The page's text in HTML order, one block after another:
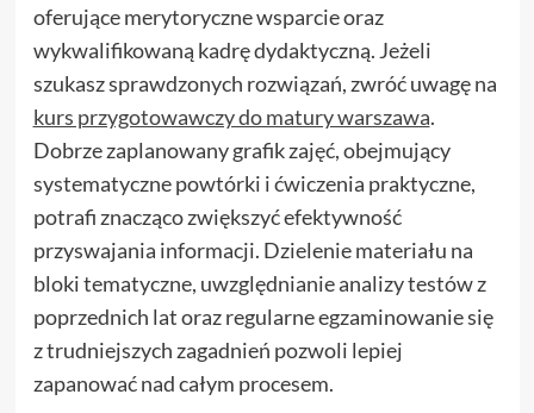
oferujące merytoryczne wsparcie oraz
wykwalifikowaną kadrę dydaktyczną. Jeżeli
szukasz sprawdzonych rozwiązań, zwróć uwagę na
kurs przygotowawczy do matury warszawa.
Dobrze zaplanowany grafik zajęć, obejmujący
systematyczne powtórki i ćwiczenia praktyczne,
potrafi znacząco zwiększyć efektywność
przyswajania informacji. Dzielenie materiału na
bloki tematyczne, uwzględnianie analizy testów z
poprzednich lat oraz regularne egzaminowanie się
z trudniejszych zagadnień pozwoli lepiej
zapanować nad całym procesem.